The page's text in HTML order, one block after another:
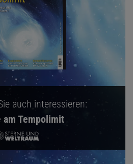
auch interessieren:
am Tempolimit